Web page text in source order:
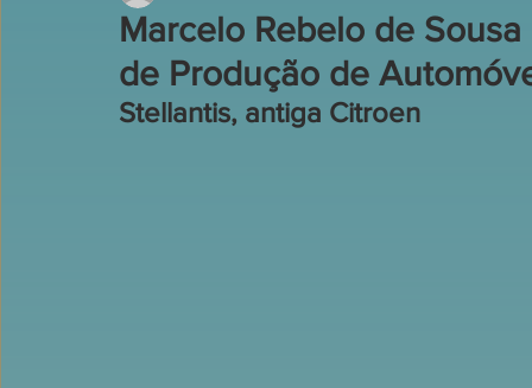
Marcelo Rebelo de
de Produção de
Stellantis, antiga Citroen